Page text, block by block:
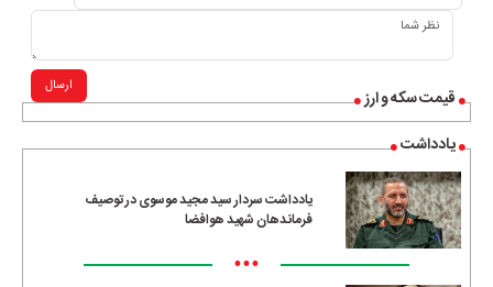
قیمت سکه و ارز
یادداشت
یادداشت سردار سید مجید موسوی در توصیف
فرماندهان شهید هوافضا
•••
ارسال